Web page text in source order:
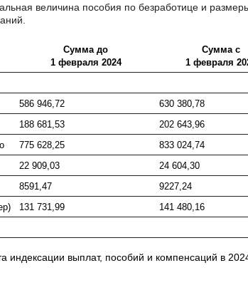
величина пособия по безработице и
Сумма до
1 февраля 2024
Сумма с
1 февраля
586 946,72
630 380,78
188 681,53
202 643,96
775 628,25
833 024,74
22 909,03
24 604,30
8591,47
9227,24
131 731,99 141 480,16
индексации выплат, пособий и компенсаций в